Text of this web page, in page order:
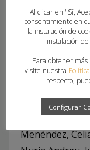
Ben Chayhab,
Elene
Carmen
Ana González
Sobrepera (5),
Robert Cuesta.
CBM Elche
Menéndez,
Al clicar en "Sí,
consentimiento en
la instalación de
instalación
Para obtener
visite nuestra
respecto,
Configurar